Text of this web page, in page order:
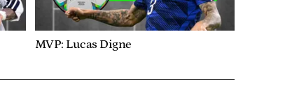
MVP: Lucas Digne